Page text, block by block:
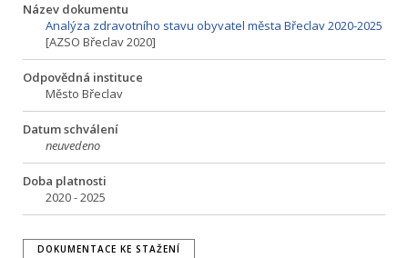
Název dokumentu
Analýza zdravotního stavu obyvatel města Břeclav 2020-2025
[AZSO Břeclav 2020]
Odpovědná instituce
Město Břeclav
Datum schválení
neuvedeno
Doba platnosti
2020 - 2025
DOKUMENTACE KE STAŽENÍ